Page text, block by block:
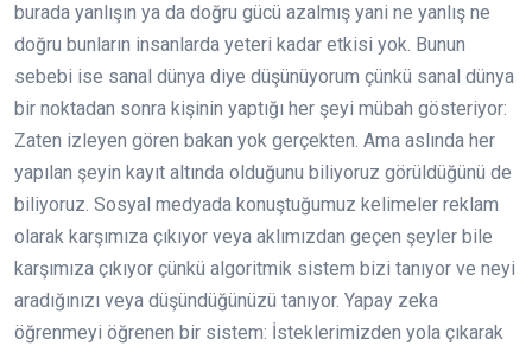
burada yanlışın ya da doğru gücü azalmış yani ne yanlış ne
doğru bunların insanlarda yeteri kadar etkisi yok. Bunun
sebebi ise sanal dünya diye düşünüyorum çünkü sanal dünya
bir noktadan sonra kişinin yaptığı her şeyi mübah gösteriyor:
Zaten izleyen gören bakan yok gerçekten. Ama aslında her
yapılan şeyin kayıt altında olduğunu biliyoruz görüldüğünü de
biliyoruz. Sosyal medyada konuştuğumuz kelimeler reklam
olarak karşımıza çıkıyor veya aklımızdan geçen şeyler bile
karşımıza çıkıyor çünkü algoritmik sistem bizi tanıyor ve neyi
aradığınızı veya düşündüğünüzü tanıyor. Yapay zeka
öğrenmeyi öğrenen bir sistem: İsteklerimizden yola çıkarak